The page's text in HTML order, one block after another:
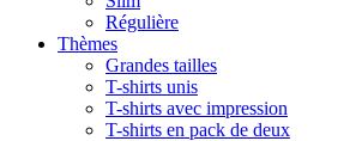
Régulière
Thèmes
Grandes tailles
T-shirts unis
T-shirts avec impression
T-shirts en pack de deux